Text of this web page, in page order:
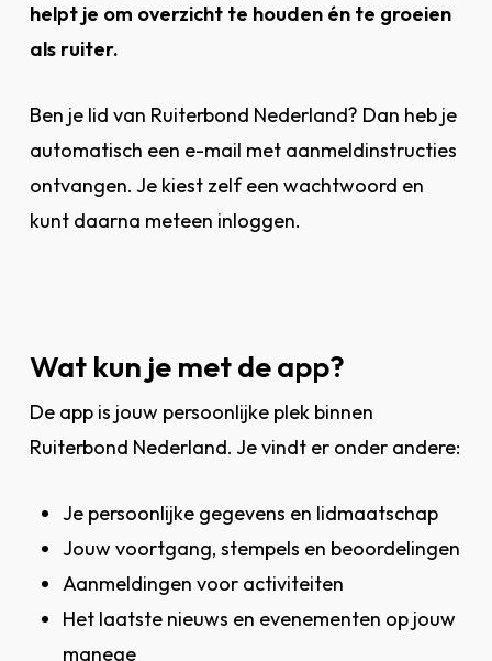
helpt je om overzicht te houden én te groeien
als ruiter.
Ben je lid van Ruiterbond Nederland? Dan heb je
automatisch een e-mail met aanmeldinstructies
ontvangen. Je kiest zelf een wachtwoord en
kunt daarna meteen inloggen.
Wat kun je met de app?
De app is jouw persoonlijke plek binnen
Ruiterbond Nederland. Je vindt er onder andere:
Je persoonlijke gegevens en lidmaatschap
Jouw voortgang, stempels en beoordelingen
Aanmeldingen voor activiteiten
Het laatste nieuws en evenementen op jouw
manege